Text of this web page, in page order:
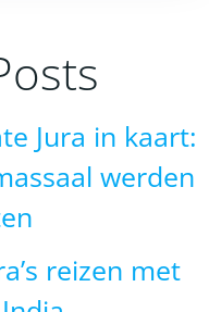
Jura in kaart:
werden
reizen met